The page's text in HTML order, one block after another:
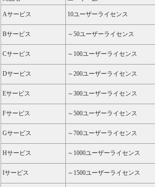
Aサービス 10ユーザーライセンス
Bサービス ～50ユーザーライセンス
Cサービス ～100ユーザーライセンス
Dサービス ～200ユーザーライセンス
Eサービス ～300ユーザーライセンス
Fサービス ～500ユーザーライセンス
Gサービス ～700ユーザーライセンス
Hサービス ～1000ユーザーライセンス
Iサービス ～1500ユーザーライセンス